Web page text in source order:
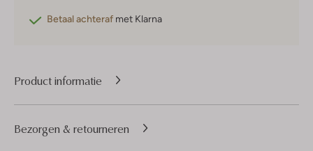
Betaal achteraf met Klarna
Product informatie
Bezorgen & retourneren